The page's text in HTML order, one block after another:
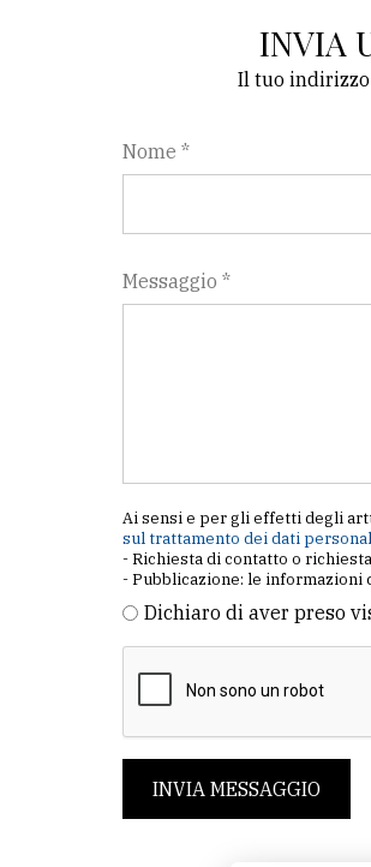
INVIA
Il tuo
Nome *
Messaggio *
Ai sensi e per gli effetti degli
sul trattamento dei dati
- Richiesta di contatto o
- Pubblicazione: le
Dichiaro di aver preso
INVIA MESSAGGIO